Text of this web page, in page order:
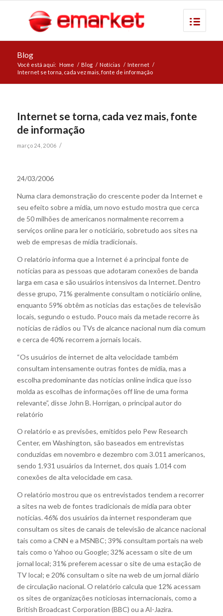
Blog
Você está aqui: Home / Blog / Notícias / Internet /
Internet se torna, cada vez mais, fonte de informação
Internet se torna, cada vez mais, fonte
de informação
março 24, 2006 /
24/03/2006
Numa clara demonstração do crescente poder da Internet e
seu efeito sobre a mídia, um novo estudo mostra que cerca
de 50 milhões de americanos normalmente recorrem a
serviços online para ler o noticiário, sobretudo aos sites na
web de empresas de mídia tradicionais.
O relatório informa que a Internet é a principal fonte de
notícias para as pessoas que adotaram conexões de banda
larga em casa e são usuários intensivos da Internet. Dentro
desse grupo, 71% geralmente consultam o noticiário online,
enquanto 59% obtêm as notícias das estações de televisão
locais, segundo o estudo. Pouco mais da metade recorre às
notícias de rádios ou TVs de alcance nacional num dia comum
e cerca de 40% recorrem a jornais locais.
“Os usuários de internet de alta velocidade também
consultam intensamente outras fontes de mídia, mas a
escolha predominante das notícias online indica que isso
molda as escolhas de informações off line de uma forma
relevante”, disse John B. Horrigan, o principal autor do
relatório
O relatório e as previsões, emitidos pelo Pew Research
Center, em Washington, são baseados em entrevistas
conduzidas em novembro e dezembro com 3.011 americanos,
sendo 1.931 usuários da Internet, dos quais 1.014 com
conexões de alta velocidade em casa.
O relatório mostrou que os entrevistados tendem a recorrer
a sites na web de fontes tradicionais de mídia para obter
notícias. 46% dos usuários da internet responderam que
consultam os sites de canais de televisão de alcance nacional
tais como a CNN e a MSNBC; 39% consultam portais na web
tais como o Yahoo ou Google; 32% acessam o site de um
jornal local; 31% preferem acessar o site de uma estação de
TV local; e 20% consultam o site na web de um jornal diário
de circulação nacional. O relatório calcula que 12% acessam
os sites de organizações noticiosas internacionais, como a
British Broadcast Corporation (BBC) ou a Al-Jazira.